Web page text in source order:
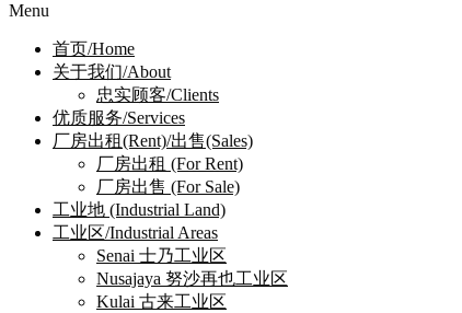
Menu
首页/Home
关于我们/About
忠实顾客/Clients
优质服务/Services
厂房出租(Rent)/出售(Sales)
厂房出租 (For Rent)
厂房出售 (For Sale)
工业地 (Industrial Land)
工业区/Industrial Areas
Senai 士乃工业区
Nusajaya 努沙再也工业区
Kulai 古来工业区